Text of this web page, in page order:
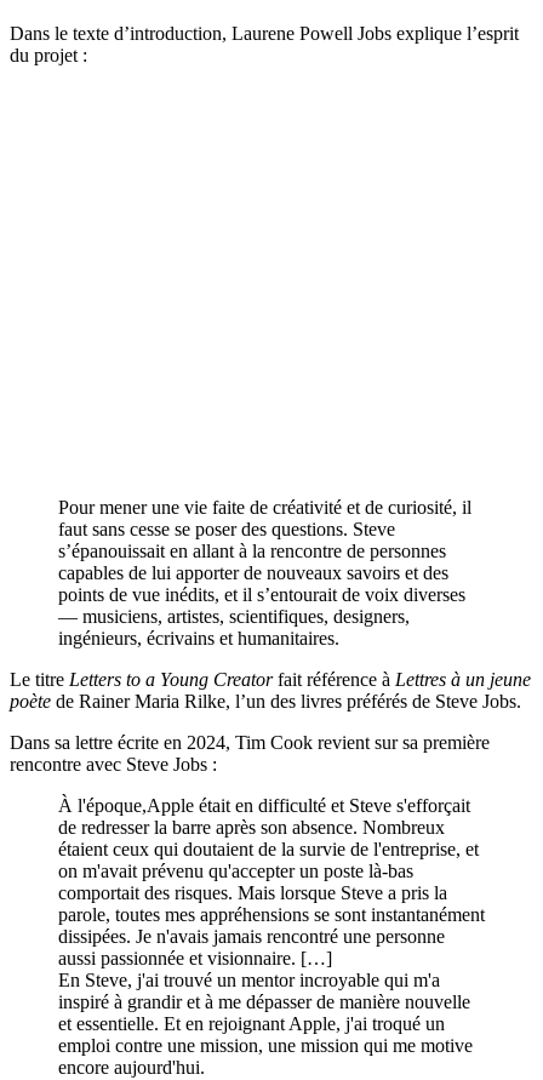
Dans le texte d’introduction, Laurene Powell Jobs explique l’esprit
du projet :
Pour mener une vie faite de créativité et de curiosité, il
faut sans cesse se poser des questions. Steve
s’épanouissait en allant à la rencontre de personnes
capables de lui apporter de nouveaux savoirs et des
points de vue inédits, et il s’entourait de voix diverses
— musiciens, artistes, scientifiques, designers,
ingénieurs, écrivains et humanitaires.
Le titre Letters to a Young Creatorfait référence à Lettres à un jeune
poète de Rainer Maria Rilke, l’un des livres préférés de Steve Jobs.
Dans sa lettre écrite en 2024, Tim Cook revient sur sa première
rencontre avec Steve Jobs :
À l'époque,Apple était en difficulté et Steve s'efforçait
de redresser la barre après son absence. Nombreux
étaient ceux qui doutaient de la survie de l'entreprise, et
on m'avait prévenu qu'accepter un poste là-bas
comportait des risques. Mais lorsque Steve a pris la
parole, toutes mes appréhensions se sont instantanément
dissipées. Je n'avais jamais rencontré une personne
aussi passionnée et visionnaire. […]
En Steve, j'ai trouvé un mentor incroyable qui m'a
inspiré à grandir et à me dépasser de manière nouvelle
et essentielle. Et en rejoignant Apple, j'ai troqué un
emploi contre une mission, une mission qui me motive
encore aujourd'hui.